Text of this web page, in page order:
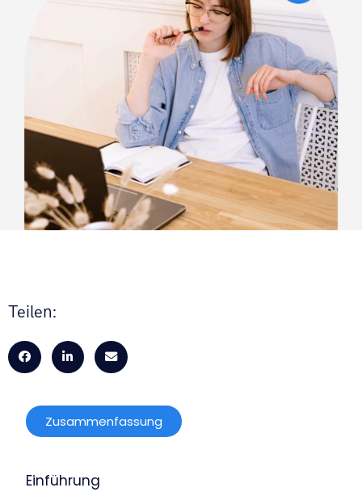
Teilen:
Zusammenfassung
Einführung